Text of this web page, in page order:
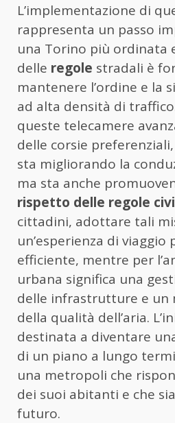
L’implementazione di
rappresenta un passo
una Torino più ordinata
delle regole stradali è
mantenere l’ordine e la
ad alta densità di
queste telecamere
delle corsie
sta migliorando la
ma sta anche
rispetto delle regole
cittadini, adottare tali
un’esperienza di viaggio
efficiente, mentre per
urbana significa una
delle infrastrutture e un
della qualità dell’aria.
destinata a diventare
di un piano a lungo
una metropoli che
dei suoi abitanti e che
futuro.